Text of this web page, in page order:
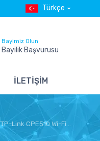
Türkçe
Bayimiz Olun
Bayilik Başvurusu
İLETİŞİM
TP-Link CPE510 Wi-Fi...